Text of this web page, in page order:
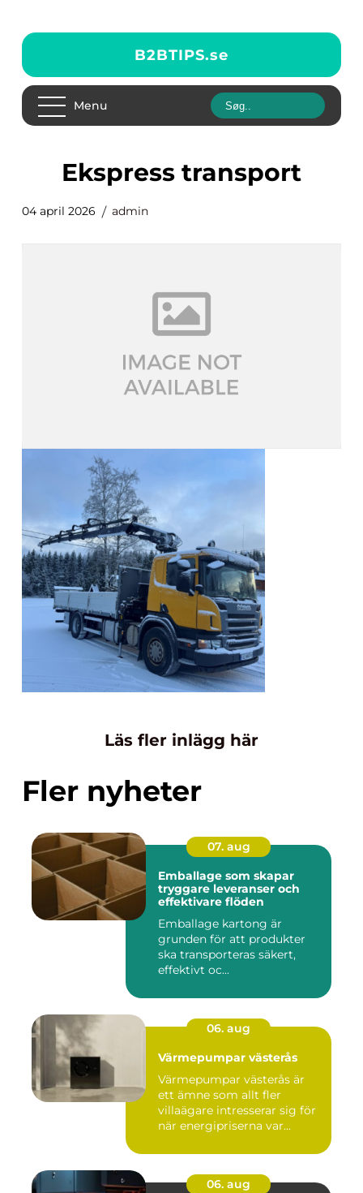
B2BTIPS.se
Menu
ekspress transport
04 april 2026 admin
Läs fler inlägg här
Fler nyheter
07. aug
Emballage som skapar
tryggare leveranser och
effektivare flöden
Emballage kartong är
grunden för att produkter
ska transporteras säkert,
effektivt oc...
06. aug
Värmepumpar västerås
Värmepumpar västerås är
ett ämne som allt fler
villaägare intresserar sig för
när energipriserna var...
06. aug